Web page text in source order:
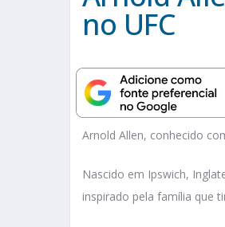
no UFC
Arnold Allen, conhecido
Nascido em Ipswich,
inspirado pela família que